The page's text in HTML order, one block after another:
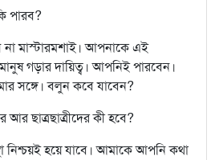
পারব?
মাস্টারমশাই। আপনাকে এই
গড়ার দায়িত্ব। আপনিই পারবেন।
সঙ্গে। বলুন কবে যাবেন?
ছাত্রছাত্রীদের কী হবে?
নিশ্চয়ই হয়ে যাবে। আমাকে আপনি কথা